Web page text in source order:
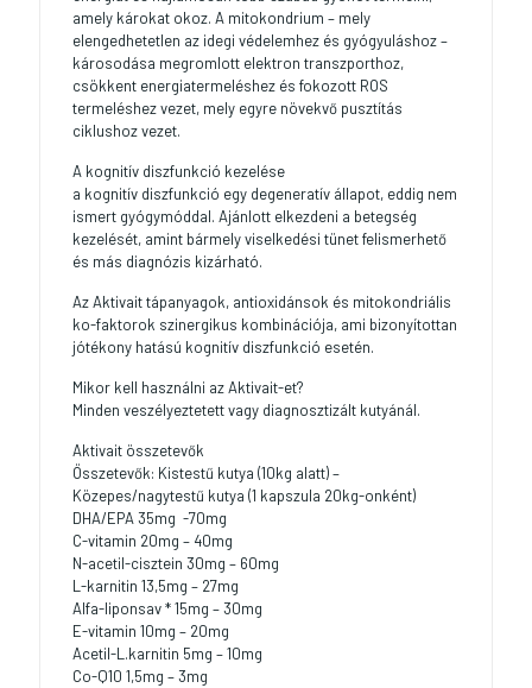
amely károkat okoz. A mitokondrium – mely
elengedhetetlen az idegi védelemhez és gyógyuláshoz –
károsodása megromlott elektron transzporthoz,
csökkent energiatermeléshez és fokozott ROS
termeléshez vezet, mely egyre növekvő pusztítás
ciklushoz vezet.
A kognitív diszfunkció kezelése
a kognitív diszfunkció egy degeneratív állapot, eddig nem
ismert gyógymóddal. Ajánlott elkezdeni a betegség
kezelését, amint bármely viselkedési tünet felismerhető
és más diagnózis kizárható.
Az Aktivait tápanyagok, antioxidánsok és mitokondriális
ko-faktorok szinergikus kombinációja, ami bizonyítottan
jótékony hatású kognitív diszfunkció esetén.
Mikor kell használni az Aktivait-et?
Minden veszélyeztetett vagy diagnosztizált kutyánál.
Aktivait összetevők
Összetevők: Kistestű kutya (10kg alatt) –
Közepes/nagytestű kutya (1 kapszula 20kg-onként)
DHA/EPA 35mg -70mg
C-vitamin 20mg – 40mg
N-acetil-cisztein 30mg – 60mg
L-karnitin 13,5mg – 27mg
Alfa-liponsav * 15mg – 30mg
E-vitamin 10mg – 20mg
Acetil-L.karnitin 5mg – 10mg
Co-Q10 1,5mg – 3mg